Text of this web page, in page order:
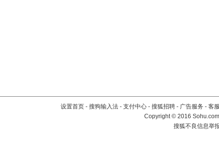
设置首页 - 搜狗输入法 - 支付中心 - 搜狐招聘 - 广告服务 - 客
Copyright©2016
搜狐不良信息举